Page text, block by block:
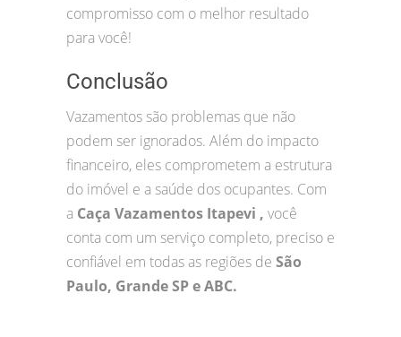
compromisso com o melhor resultado
para você!
Conclusão
Vazamentos são problemas que não
podem ser ignorados. Além do impacto
financeiro, eles comprometem a estrutura
do imóvel e a saúde dos ocupantes. Com
a Caça Vazamentos Itapevi , você
conta com um serviço completo, preciso e
confiável em todas as regiões de São
Paulo, Grande SP e ABC.